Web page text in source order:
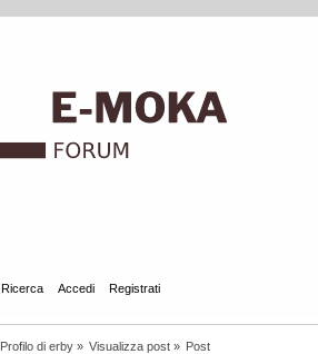
Ricerca Accedi Registrati
Profilo di erby» Visualizza post» Post